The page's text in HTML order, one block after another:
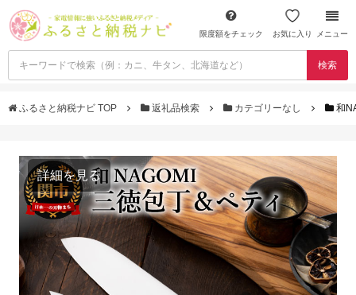
限度額をチェック お気に入り メニュー
検索
ふるさと納税ナビ TOP 返礼品検索 カテゴリーなし 和
詳細を見る